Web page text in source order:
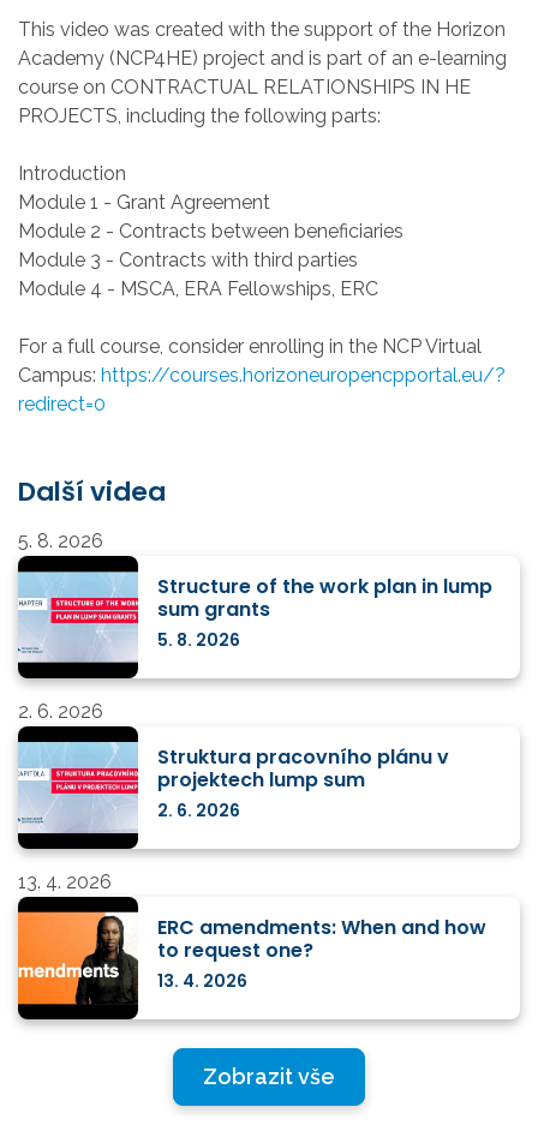
This video was created with the support of the Horizon
Academy (NCP4HE) project and is part of an e-learning
course on CONTRACTUAL RELATIONSHIPS IN HE
PROJECTS, including the following parts:
Introduction
Module 1 - Grant Agreement
Module 2 - Contracts between beneficiaries
Module 3 - Contracts with third parties
Module 4 - MSCA, ERA Fellowships, ERC
For a full course, consider enrolling in the NCP Virtual
Campus: https://courses.horizoneuropencpportal.eu/?
redirect=0
Další videa
5. 8. 2026
Structure of the work plan in lump
sum grants
5. 8. 2026
2. 6. 2026
Struktura pracovního plánu v
projektech lump sum
2. 6. 2026
13. 4. 2026
ERC amendments: When and how
to request one?
13. 4. 2026
Zobrazit vše